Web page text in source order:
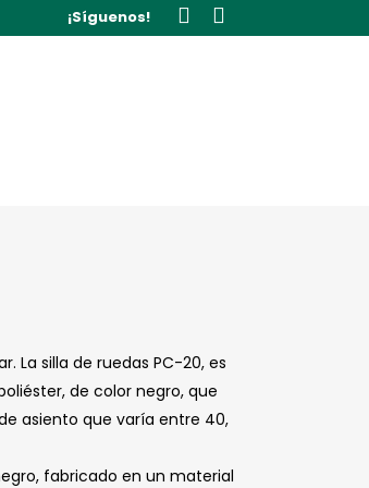
¡Síguenos!
La silla de ruedas PC-20, es
de color negro, que
asiento que varía entre 40,
fabricado en un material